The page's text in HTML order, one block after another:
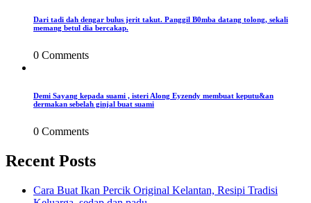
Dari tadi dah dengar bulus jerit takut. Panggil B0mba datang tolong, sekali
memang betul dia bercakap.
0 Comments
Demi Sayang kepada suami , isteri Along Eyzendy membuat keputu&an
dermakan sebelah ginjal buat suami
0 Comments
Recent Posts
Cara Buat Ikan Percik Original Kelantan, Resipi Tradisi